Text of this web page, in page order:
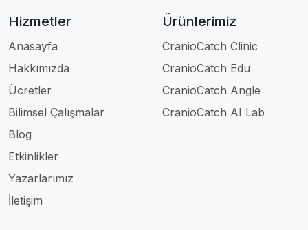
Hizmetler
Anasayfa
Hakkımızda
Ücretler
Bilimsel Çalışmalar
Blog
Etkinlikler
Yazarlarımız
İletişim
Ürünlerimiz
CranioCatch Clinic
CranioCatch Edu
CranioCatch Angle
CranioCatch AI Lab